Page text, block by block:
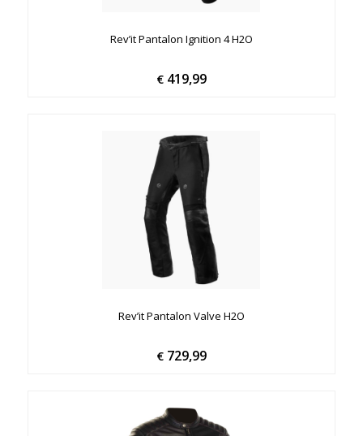
Rev’it Pantalon Ignition 4 H2O
€419,99
Rev’it Pantalon Valve H2O
€729,99